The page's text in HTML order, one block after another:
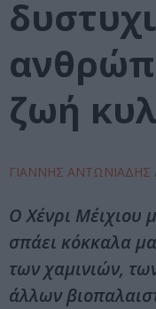
ζωή
ΓΙΑΝΝΗΣ ΑΝΤΩΝΙΑΔΗΣ
Ο Χένρι Μέιχιου
σπάει κόκκαλα
των χαμινιών,
άλλων